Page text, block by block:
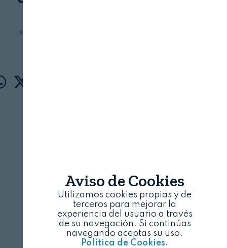
REVISTA ALIMENTARIA
Aviso de Cookies
Utilizamos cookies propias y de
terceros para mejorar la
experiencia del usuario a través
de su navegación. Si continúas
navegando aceptas su uso.
Política de Cookies.